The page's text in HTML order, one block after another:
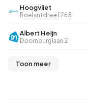
Hoogvliet
Roelantdreef 265
Albert Heijn
Doornburglaan 2
Toon meer